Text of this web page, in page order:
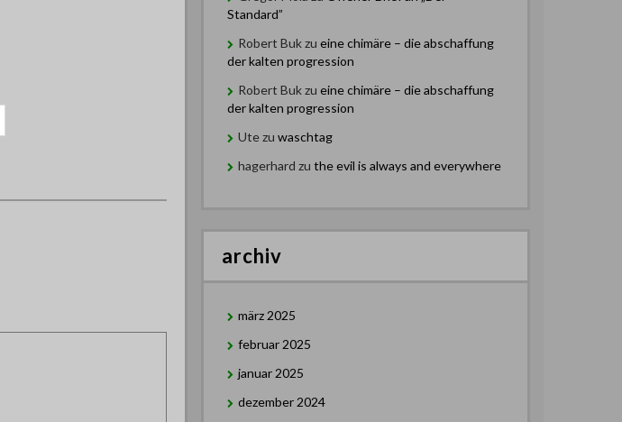
Standard”
Robert Bukzu eine chimäre – die abschaffung
der kalten progression
Robert Bukzu eine chimäre – die abschaffung
der kalten progression
Utezu waschtag
hagerhard zu the evil is always and everywhere
archiv
märz 2025
februar 2025
januar 2025
dezember 2024